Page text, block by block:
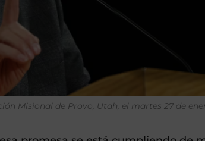
Misional de Provo, Utah, el martes 27 de